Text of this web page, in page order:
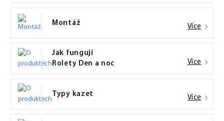
Montáž Více
Jak fungují
Rolety Den a noc
Více
Typy kazet Více